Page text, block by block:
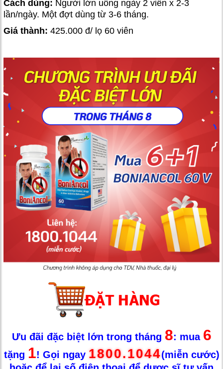
Cách dùng: Người lớn uống ngày 2 viên x 2-3
lần/ngày. Một đợt dùng từ 3-6 tháng.
Giá thành: 425.000 đ/ lọ 60 viên
Ưu đãi đặc biệt lớn trong tháng 8: mua 6
tặng 1! Gọi ngay 1800.1044(miễn cước)